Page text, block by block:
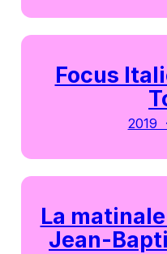
Focus
2019
La
Jean-